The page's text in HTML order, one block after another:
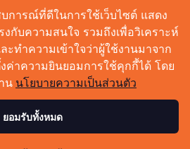
Corp Innov
Saucy Thoughts
Based On
Sustainable
Videos
Podcast
บการณ์ที่ดีในการใช้เว็บไซต์ แสดง
กับความสนใจ รวมถึงเพื่อวิเคราะห์
ะทำความเข้าใจว่าผู้ใช้งานมาจาก
ค่าความยินยอมการใช้คุกกี้ได้ โดย
น นโยบายความเป็นส่วนตัว
ยอมรับทั้งหมด